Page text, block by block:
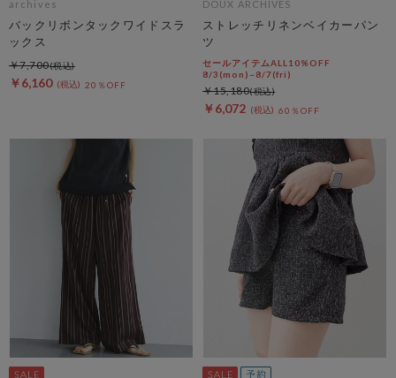
archives
バックリボンタックワイドスラ
ックス
￥6,160 20％OFF
￥7,700
DOUX ARCHIVES
ストレッチリネンベイカーパン
ツ
セールアイテムALL10%OFF
8/3(mon)~8/7(fri)
￥6,072 60％OFF
￥15,180